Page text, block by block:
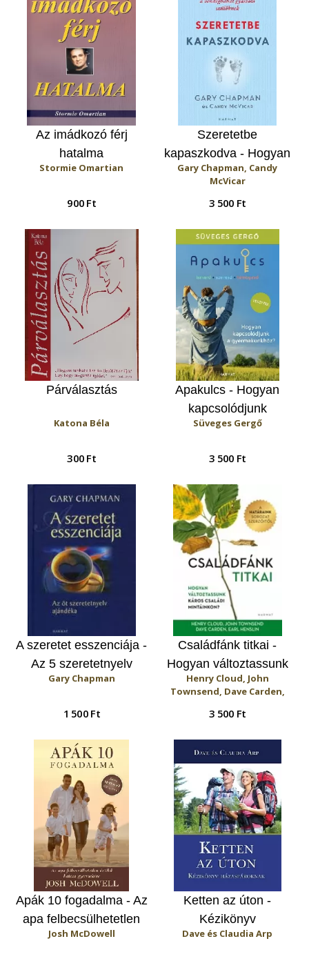
Az imádkozó férj
hatalma
Stormie Omartian
900 Ft
Szeretetbe
kapaszkodva - Hogyan
segít az öt
vendégbabát gyászoló
szülőknek
Gary Chapman, Candy
McVicar
3 500 Ft
Párválasztás
Katona Béla
300 Ft
Apakulcs - Hogyan
kapcsolódjunk
gyermekünkhöz?
Süveges Gergő
3 500 Ft
A szeretet esszenciája -
Az 5 szeretetnyelv
ajándéka
Gary Chapman
1 500 Ft
Családfánk titkai -
Hogyan változtassunk
káros családi
mintáinkon?
Henry Cloud, John
Townsend, Dave Carden,
3 500 Ft
Apák 10 fogadalma - Az
apa felbecsülhetetlen
értékű hatása
Josh McDowell
Ketten az úton -
Kézikönyv
házaspároknak
Dave és Claudia Arp